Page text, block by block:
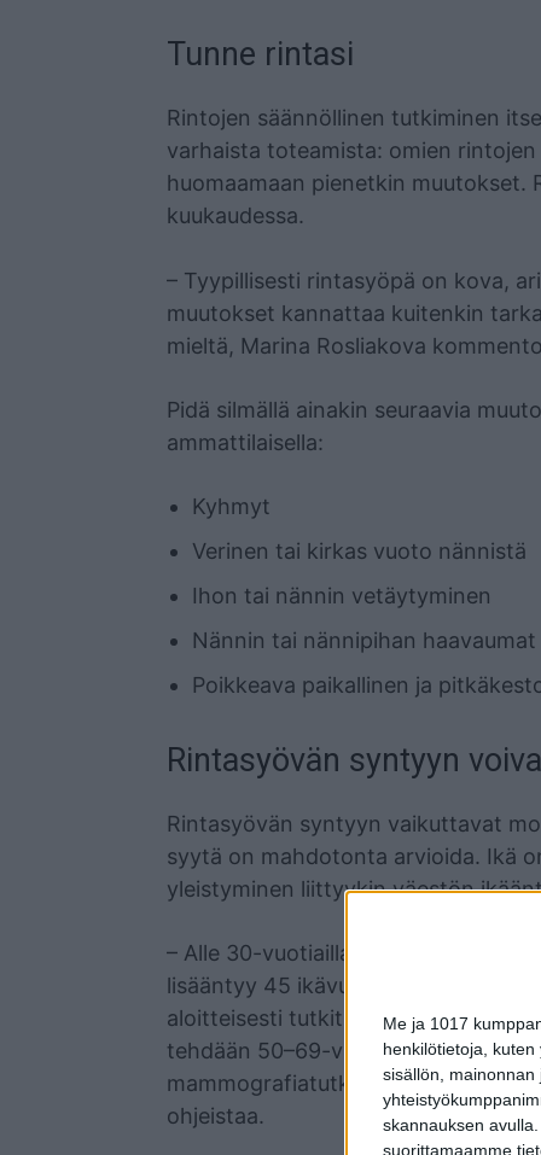
Me ja 1017
henkilötietoja,
sisällön, mainonnan
skannauksen
suorittamaamme
Tunne rintasi
Rintojen säännöllinen tutkiminen
varhaista toteamista: omien
huomaamaan pienetkin muutokset.
kuukaudessa.
– Tyypillisesti rintasyöpä on kova,
muutokset kannattaa kuitenkin
mieltä, Marina Rosliakova
Pidä silmällä ainakin seuraavia
ammattilaisella:
Kyhmyt
Verinen tai kirkas vuoto nännistä
Ihon tai nännin vetäytyminen
Nännin tai nännipihan haavaumat
Poikkeava paikallinen ja
Rintasyövän syntyyn
Rintasyövän syntyyn vaikuttavat
syytä on mahdotonta arvioida. Ikä
yleistyminen liittyykin väestön
– Alle 30-vuotiailla rintasyöpä on
lisääntyy 45 ikävuoden jälkeen,
aloitteisesti tutkituttaa
tehdään 50–69-vuotiaille naisille.
mammografiatutkimuksia 2-3
ohjeistaa.